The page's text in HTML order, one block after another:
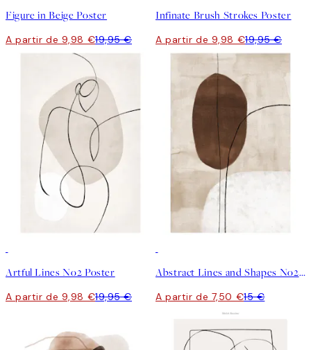
Figure in Beige Poster
A partir de 9,98 €19,95 €
Infinate Brush Strokes Poster
A partir de 9,98 €19,95 €
Artful Lines No2 Poster
A partir de 9,98 €19,95 €
Abstract Lines and Shapes No2 Poster
A partir de 7,50 €15 €